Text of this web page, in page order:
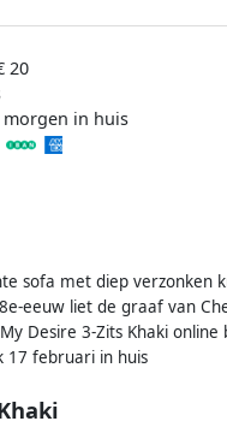
20
morgen in huis
sofa met diep verzonken
eeuw liet de graaf van
Desire 3-Zits Khaki
17 februari in huis